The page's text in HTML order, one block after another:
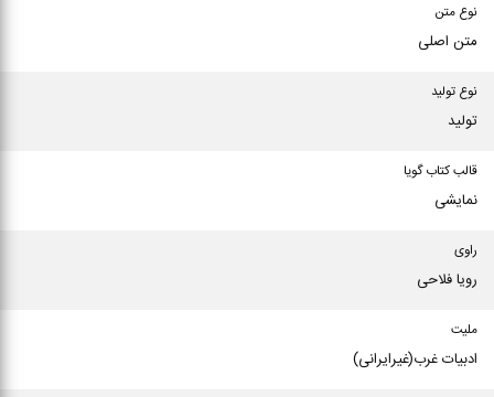
نوع متن
متن اصلی
نوع تولید
تولید
قالب کتاب گویا
نمایشی
راوی
رویا فلاحی
ملیت
ادبیات غرب(غیرایرانی)